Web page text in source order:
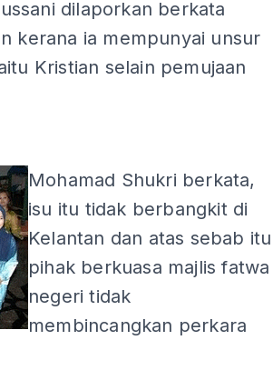
dilaporkan berkata
kerana ia mempunyai unsur
Kristian selain pemujaan
Mohamad Shukri berkata,
isu itu tidak berbangkit di
Kelantan dan atas sebab itu
pihak berkuasa majlis fatwa
negeri tidak
membincangkan perkara